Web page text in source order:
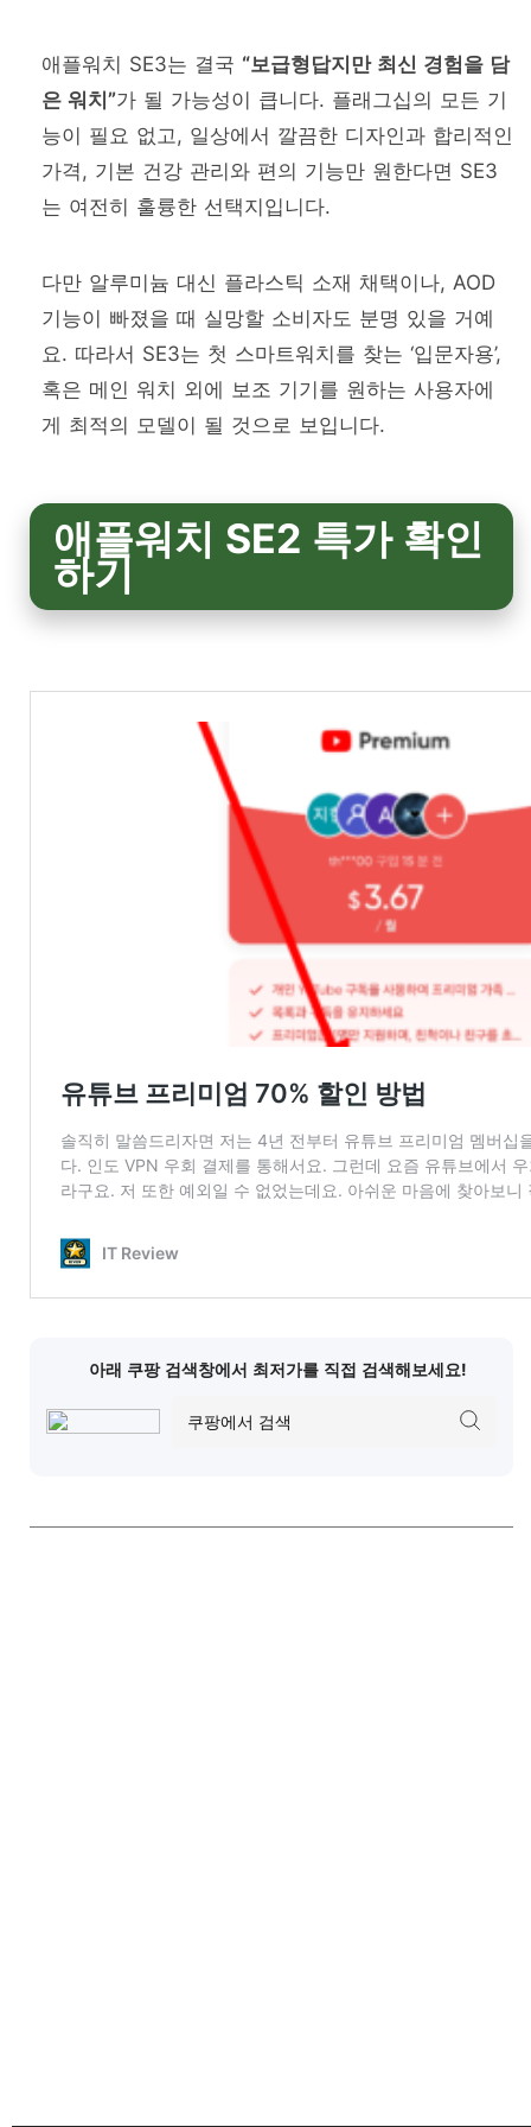
애플워치 SE3는 결국 “보급형답지만 최신 경험을 담
은 워치”가 될 가능성이 큽니다. 플래그십의 모든 기
능이 필요 없고, 일상에서 깔끔한 디자인과 합리적인
가격, 기본 건강 관리와 편의 기능만 원한다면 SE3
는 여전히 훌륭한 선택지입니다.
다만 알루미늄 대신 플라스틱 소재 채택이나, AOD
기능이 빠졌을 때 실망할 소비자도 분명 있을 거예
요. 따라서 SE3는 첫 스마트워치를 찾는 ‘입문자용’,
혹은 메인 워치 외에 보조 기기를 원하는 사용자에
게 최적의 모델이 될 것으로 보입니다.
애플워치 SE2 특가 확인
하기
아래 쿠팡 검색창에서 최저가를 직접 검색해보세요!